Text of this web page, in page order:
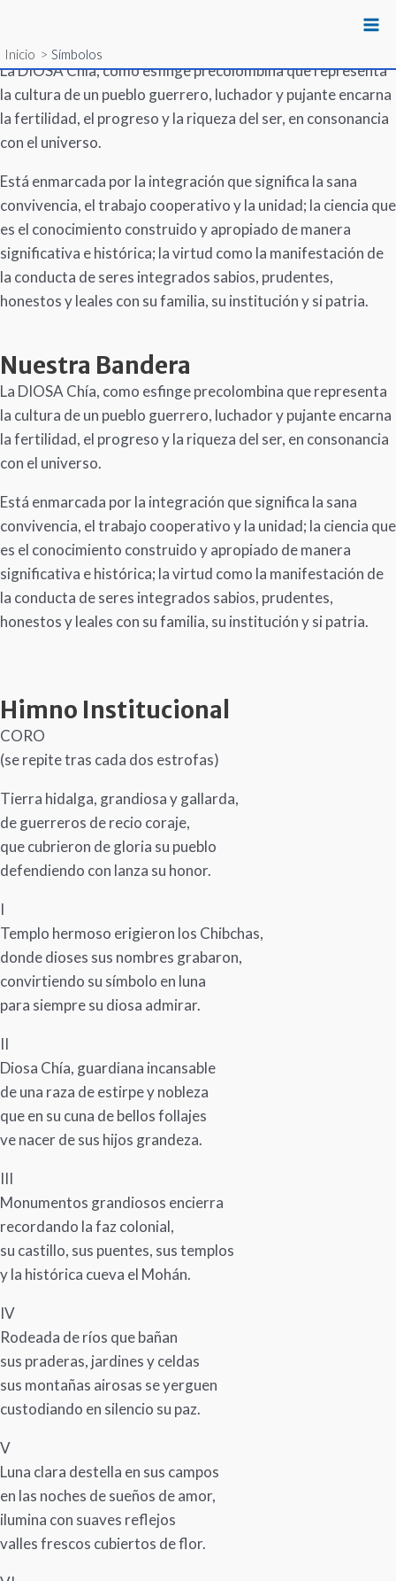
contenido
Inicio Símbolos
Nuestro Escudo
La DIOSA Chía, como esfinge precolombina que representa
la cultura de un pueblo guerrero, luchador y pujante encarna
la fertilidad, el progreso y la riqueza del ser, en consonancia
con el universo.
Está enmarcada por la integración que significa la sana
convivencia, el trabajo cooperativo y la unidad; la ciencia que
es el conocimiento construido y apropiado de manera
significativa e histórica; la virtud como la manifestación de
la conducta de seres integrados sabios, prudentes,
honestos y leales con su familia, su institución y si patria.
Nuestra Bandera
La DIOSA Chía, como esfinge precolombina que representa
la cultura de un pueblo guerrero, luchador y pujante encarna
la fertilidad, el progreso y la riqueza del ser, en consonancia
con el universo.
Está enmarcada por la integración que significa la sana
convivencia, el trabajo cooperativo y la unidad; la ciencia que
es el conocimiento construido y apropiado de manera
significativa e histórica; la virtud como la manifestación de
la conducta de seres integrados sabios, prudentes,
honestos y leales con su familia, su institución y si patria.
Himno Institucional
CORO
(se repite tras cada dos estrofas)
Tierra hidalga, grandiosa y gallarda,
de guerreros de recio coraje,
que cubrieron de gloria su pueblo
defendiendo con lanza su honor.
I
Templo hermoso erigieron los Chibchas,
donde dioses sus nombres grabaron,
convirtiendo su símbolo en luna
para siempre su diosa admirar.
II
Diosa Chía, guardiana incansable
de una raza de estirpe y nobleza
que en su cuna de bellos follajes
ve nacer de sus hijos grandeza.
III
Monumentos grandiosos encierra
recordando la faz colonial,
su castillo, sus puentes, sus templos
y la histórica cueva el Mohán.
IV
Rodeada de ríos que bañan
sus praderas, jardines y celdas
sus montañas airosas se yerguen
custodiando en silencio su paz.
V
Luna clara destella en sus campos
en las noches de sueños de amor,
ilumina con suaves reflejos
valles frescos cubiertos de flor.